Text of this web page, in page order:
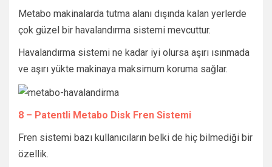
Metabo makinalarda tutma alanı dışında kalan yerlerde
çok güzel bir havalandırma sistemi mevcuttur.
Havalandırma sistemi ne kadar iyi olursa aşırı ısınmada
ve aşırı yükte makinaya maksimum koruma sağlar.
8 – Patentli Metabo Disk Fren Sistemi
Fren sistemi bazı kullanıcıların belki de hiç bilmediği bir
özellik.